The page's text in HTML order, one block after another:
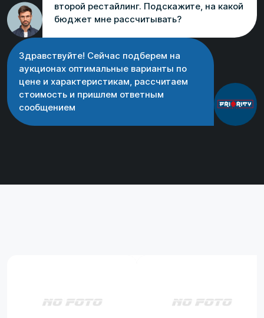
второй рестайлинг. Подскажите, на какой
бюджет мне рассчитывать?
Здравствуйте! Сейчас подберем на
аукционах оптимальные варианты по
цене и характеристикам, рассчитаем
стоимость и пришлем ответным
сообщением